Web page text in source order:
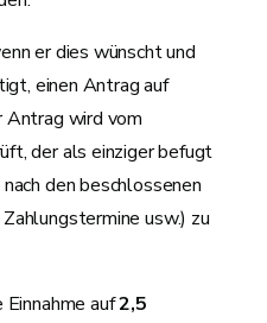
er dies wünscht und
einen Antrag auf
Antrag wird vom
der als einziger befugt
den beschlossenen
usw.) zu
Einnahme auf2,5